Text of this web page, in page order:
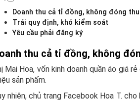
Doanh thu cả tỉ đồng, không đóng
Trái quy định, khó kiểm soát
Yêu cầu phải đăng ký
thu cả tỉ đồng, không
Mai Hoa, vốn kinh doanh quần áo giá
sản phẩm.
nhiên, chủ trang Facebook Hoa T.